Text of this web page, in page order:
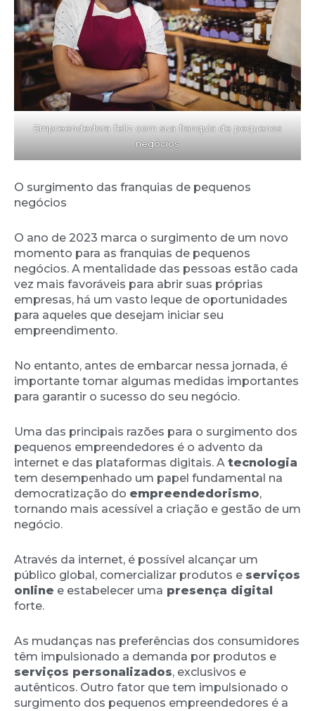
Empreendedora feliz com sua franquia de pequenos
negócios
O surgimento das franquias de pequenos
negócios
O ano de 2023 marca o surgimento de um novo
momento para as franquias de pequenos
negócios. A mentalidade das pessoas estão cada
vez mais favoráveis para abrir suas próprias
empresas, há um vasto leque de oportunidades
para aqueles que desejam iniciar seu
empreendimento.
No entanto, antes de embarcar nessa jornada, é
importante tomar algumas medidas importantes
para garantir o sucesso do seu negócio.
Uma das principais razões para o surgimento dos
pequenos empreendedores é o advento da
internet e das plataformas digitais. A tecnologia
tem desempenhado um papel fundamental na
democratização do empreendedorismo,
tornando mais acessível a criação e gestão de um
negócio.
Através da internet, é possível alcançar um
público global, comercializar produtos e serviços
online e estabelecer uma presença digital
forte.
As mudanças nas preferências dos consumidores
têm impulsionado a demanda por produtos e
serviços personalizados, exclusivos e
autênticos. Outro fator que tem impulsionado o
surgimento dos pequenos empreendedores é a